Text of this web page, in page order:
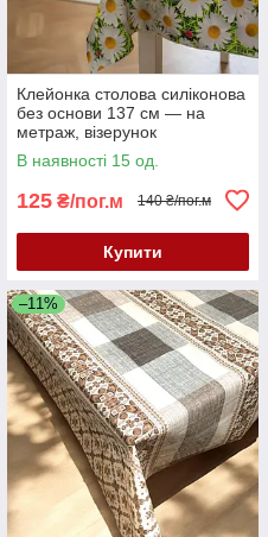
Клейонка столова силіконова
без основи 137 см — на
метраж, візерунок
«Ромашки»
В наявності 15 од.
125 ₴/пог.м 140 ₴/пог.м
Купити
–11%